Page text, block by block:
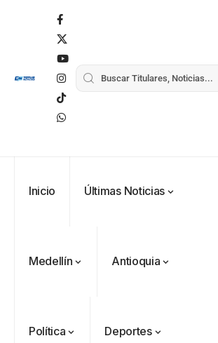
Inicio Últimas Noticias
Medellín Antioquia
Política Deportes